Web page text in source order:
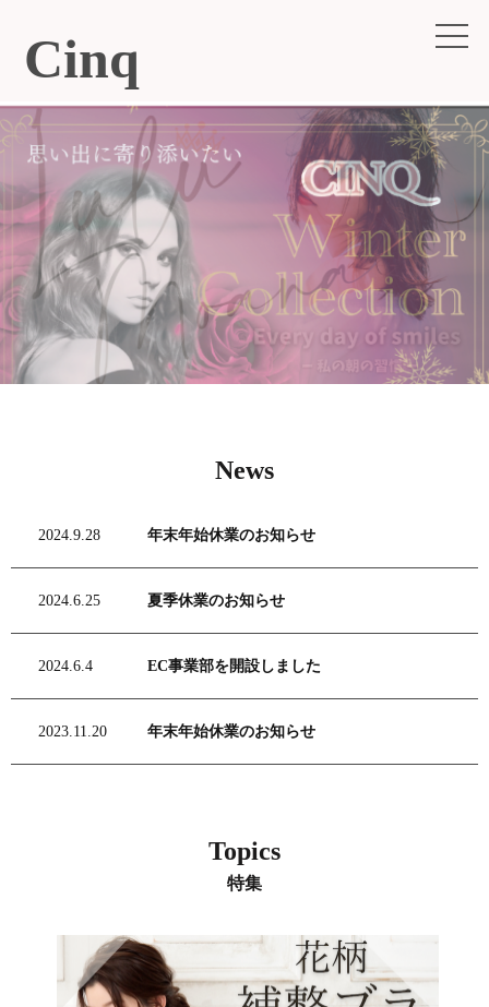
Cinq
News
2024.9.28 年末年始休業のお知らせ
2024.6.25 夏季休業のお知らせ
2024.6.4 EC事業部を開設しました
2023.11.20 年末年始休業のお知らせ
Topics
特集